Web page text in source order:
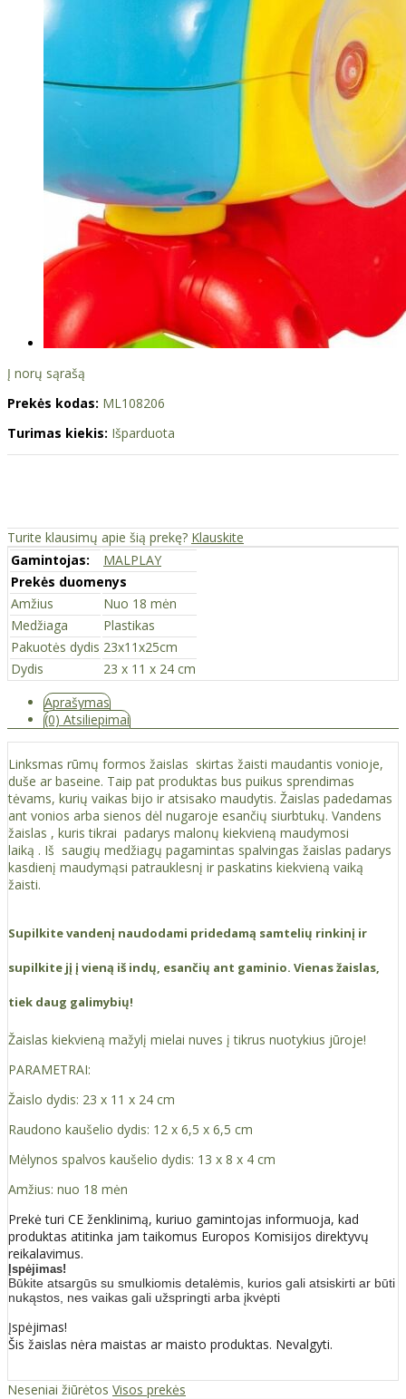
Į norų sąrašą
Prekės kodas: ML108206
Turimas kiekis: Išparduota
Turite klausimų apie šią prekę? Klauskite
Gamintojas:
MALPLAY
Prekės duomenys
Amžius
Nuo 18 mėn
Medžiaga
Plastikas
Pakuotės dydis 23x11x25cm
Dydis
23 x 11 x 24 cm
Aprašymas
(0) Atsiliepimai
Linksmas rūmų formos žaislas skirtas žaisti maudantis vonioje,
duše ar baseine. Taip pat produktas bus puikus sprendimas
tėvams, kurių vaikas bijo ir atsisako maudytis. Žaislas padedamas
ant vonios arba sienos dėl nugaroje esančių siurbtukų. Vandens
žaislas , kuris tikrai padarys malonų kiekvieną maudymosi
laiką . Iš saugių medžiagų pagamintas spalvingas žaislas padarys
kasdienį maudymąsi patrauklesnį ir paskatins kiekvieną vaiką
žaisti.
Supilkite vandenį naudodami pridedamą samtelių rinkinį ir
supilkite jį į vieną iš indų, esančių ant gaminio. Vienas žaislas,
tiek daug galimybių!
Žaislas kiekvieną mažylį mielai nuves į tikrus nuotykius jūroje!
PARAMETRAI:
Žaislo dydis: 23 x 11 x 24 cm
Raudono kaušelio dydis: 12 x 6,5 x 6,5 cm
Mėlynos spalvos kaušelio dydis: 13 x 8 x 4 cm
Amžius: nuo 18 mėn
Prekė turi CE ženklinimą, kuriuo gamintojas informuoja, kad
produktas atitinka jam taikomus Europos Komisijos direktyvų
reikalavimus.
Įspėjimas!
Būkite atsargūs su smulkiomis detalėmis, kurios gali atsiskirti ar būti
nukąstos, nes vaikas gali užspringti arba įkvėpti
Įspėjimas!
Šis žaislas nėra maistas ar maisto produktas. Nevalgyti.
Neseniai žiūrėtos Visos prekės